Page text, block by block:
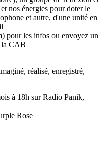
nos énergies pour doter le
et autre, d'une unité en
pour les infos ou envoyez un
la CAB
réalisé, enregistré,
à 18h sur Radio Panik,
Rose